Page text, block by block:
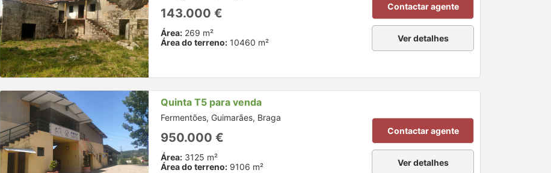
143.000 €
Área: 269 m²
Área do terreno: 10460 m²
Contactar agente
Ver detalhes
Quinta T5 para venda
Fermentões, Guimarães, Braga
950.000 €
Área: 3125 m²
Área do terreno: 9106 m²
Contactar agente
Ver detalhes